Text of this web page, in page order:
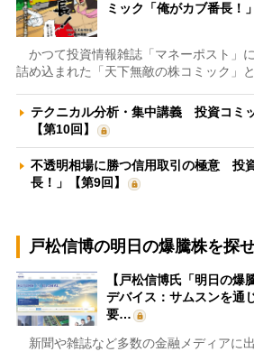
ミック「俺がカブ番長！
かつて投資情報雑誌「マネーポスト」
詰め込まれた「天下無敵の株コミック」
テクニカル分析・集中講義 投資コミ
【第10回】
不透明相場に勝つ信用取引の極意 投
長！」【第9回】
戸松信博の明日の爆騰株を探せ
【戸松信博氏「明日の爆
デバイス：サムスンを通
要…
新聞や雑誌など多数の金融メディアに